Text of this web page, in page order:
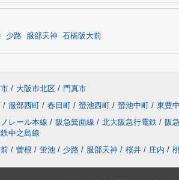
少路 服部天神 石橋阪大前
/ 大阪市北区 / 門真市
/ 服部西町 / 春日町 / 螢池西町 / 螢池中町 / 東豊
レール本線 / 阪急箕面線 / 北大阪急行電鉄 / 阪
中之島線
/ 曽根 / 蛍池 / 少路 / 服部天神 / 桜井 / 庄内 /